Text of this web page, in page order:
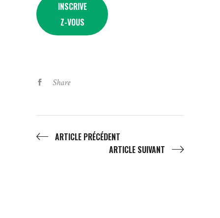
INSCRIVE
Z-VOUS
Share
ARTICLE PRÉCÉDENT
ARTICLE SUIVANT